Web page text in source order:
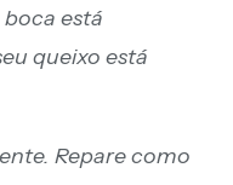
boca está
queixo está
Repare como